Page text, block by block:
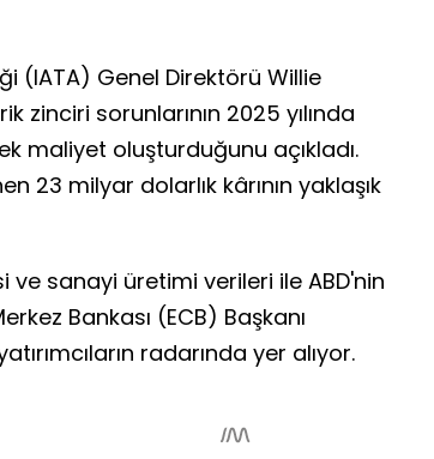
(IATA) Genel Direktörü Willie
zinciri sorunlarının 2025 yılında
maliyet oluşturduğunu açıkladı.
23 milyar dolarlık kârının yaklaşık
sanayi üretimi verileri ile ABD'nin
Bankası (ECB) Başkanı
radarında yer alıyor.